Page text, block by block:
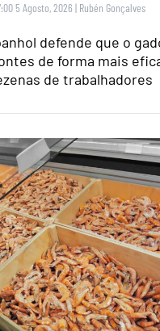
5 Agosto, 2026 | Rubén Gonçalves
defende que o
de forma mais
de trabalhadores